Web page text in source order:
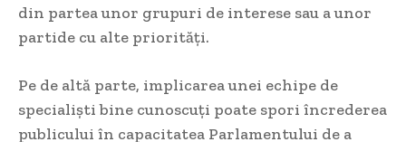
din partea unor grupuri de interese sau a unor
partide cu alte priorități.
Pe de altă parte, implicarea unei echipe de
specialiști bine cunoscuți poate spori încrederea
publicului în capacitatea Parlamentului de a